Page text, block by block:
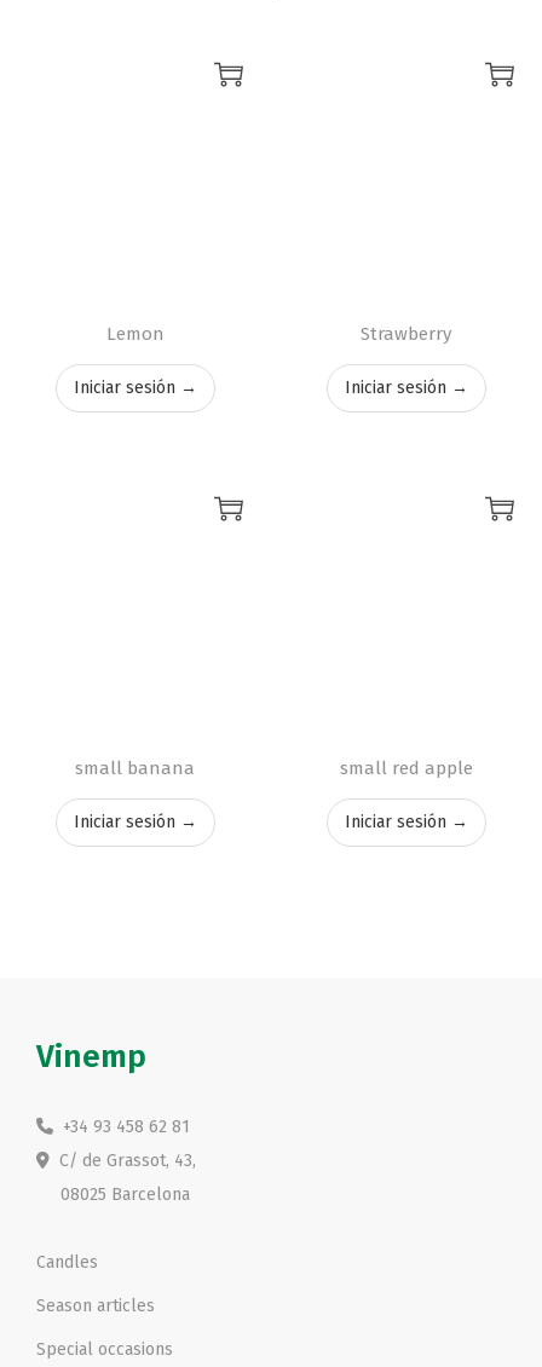
Lemon
Iniciar sesión →
Strawberry
Iniciar sesión →
small banana
Iniciar sesión →
small red apple
Iniciar sesión →
Vinemp
+34 93 458 62 81
C/ de Grassot, 43,
08025 Barcelona
Candles
Season articles
Special occasions